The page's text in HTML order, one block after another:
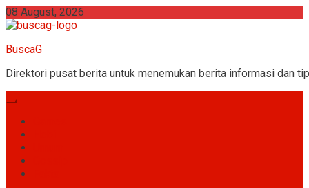
Skip
to
08 August, 2026
BuscaG
Direktori pusat berita untuk menemukan berita informasi dan